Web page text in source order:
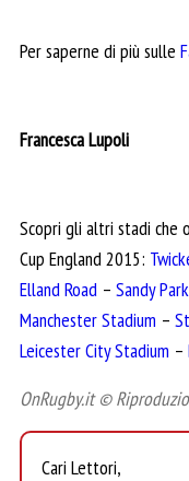
Per saperne di più sulle
Francesca Lupoli
Scopri gli altri stadi che
Cup England 2015:
Elland Road – Sandy Park
Manchester Stadium –
Leicester City Stadium –
OnRugby.it ©
Cari Lettori,